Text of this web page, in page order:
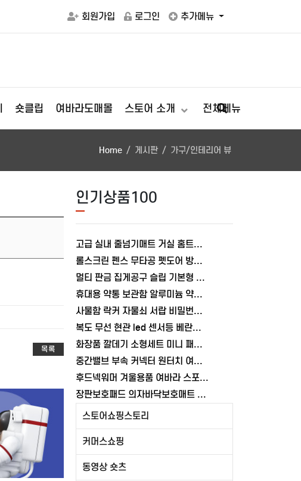
회원가입 로그인 추가메뉴
숏클립 여바라도매몰 스토어 소개 전체메뉴
Home 게시판 가구/인테리어 뷰
목록
인기상품100
고급 실내 줄넘기매트 거실 홈트레이닝 스트레칭 패드 매트8mm 쿠션
롤스크린 펜스 무타공 펫도어 방문 출입문 안전문 강아지 고양이 울타리
멀티 판금 집게공구 슬립 기본형 너트 고정 조인트플라이어 기본형 볼트 여바라
휴대용 약통 보관함 알루미늄 약상자 구급함 가정용 상비약 응급키트 여바라
사물함 락커 자물쇠 서랍 비밀번호 여닫이 시건장금장치 창고 잠금장치 여바라
복도 무선 현관 led 센서등 베란다 계단 부착식 무드등 마그네틱 각도조절
화장품 깔데기 소형세트 미니 패트병 작은입구 깔대기 공병 스텐 소분용 여바라
중간밸브 부속 커넥터 원터치 여바라 어댑터 물호스 연결 호스 배관 잠금
후드넥워머 겨울용품 여바라 스포츠 넥워머 방한 캠핑 남자 바라클라바
장판보호패드 의자바닥보호매트 컴퓨터 반투명 90X140cm 여바라
스토어쇼핑스토리
커머스쇼핑
동영상 숏츠